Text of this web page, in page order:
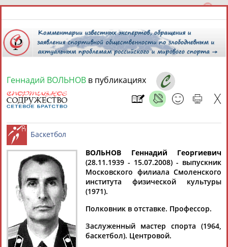
9 августа 2026 года,
СПОРТСМЕНЫ, ТРЕНЕРЫ И СПЕЦИАЛИСТЫ
Найдено: 13181персон Расширенный поиск
Аслаудин
АБАЕВ
АБАИМОВА
Мария
АБАКУМОВА
Юлия
АБАЛАКИНА
Геннадий ВОЛЬНОВ в публикациях
Баскетбол
ВОЛЬНОВ Геннадий Георгиевич
(28.11.1939 - 15.07.2008) - выпускник
Московского филиала Смоленского
института физической культуры
(1971).
Полковник в отставке. Профессор.
Заслуженный мастер спорта (1964,
баскетбол). Центровой.